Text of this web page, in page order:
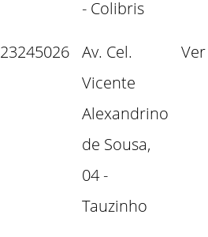
- Colibris
23245026 Av. Cel.
Vicente
Alexandrino
de Sousa,
04 -
Tauzinho
Ver